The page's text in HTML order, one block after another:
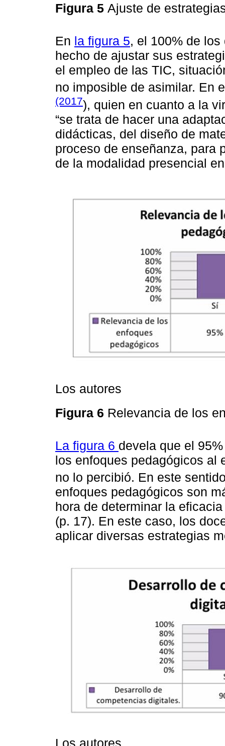
Figura 5 Ajuste de
En la figura 5, el 100% de
hecho de ajustar sus
el empleo de las TIC,
no imposible de asimilar. En
(2017), quien en cuanto a la
“se trata de hacer una
didácticas, del diseño de
proceso de enseñanza, para
de la modalidad presencial
Los autores
Figura 6 Relevancia de los
La figura 6 devela que el
los enfoques pedagógicos al
no lo percibió. En este
enfoques pedagógicos son
hora de determinar la
(p. 17). En este caso, los
aplicar diversas estrategias
Los autores